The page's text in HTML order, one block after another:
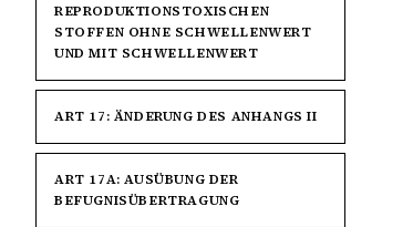
REPRODUKTIONSTOXISCHEN
STOFFEN OHNE SCHWELLENWERT
UND MIT SCHWELLENWERT
ART 17: ÄNDERUNG DES ANHANGS II
ART 17A: AUSÜBUNG DER
BEFUGNISÜBERTRAGUNG